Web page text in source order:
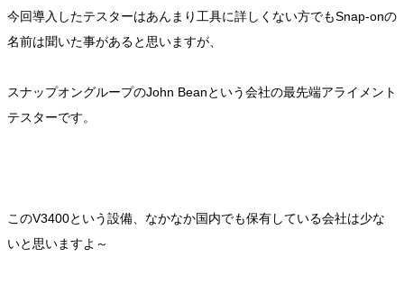
今回導入したテスターはあんまり工具に詳しくない方でもSnap-onの
名前は聞いた事があると思いますが、
スナップオングループのJohn Beanという会社の最先端アライメント
テスターです。
このV3400という設備、なかなか国内でも保有している会社は少な
いと思いますよ～